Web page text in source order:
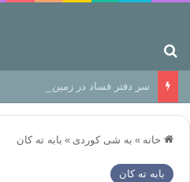
سر دفتر فساد در زمین‌، دوری
خانه » به شی کوردی » بابه ته كان
بابه ته كان